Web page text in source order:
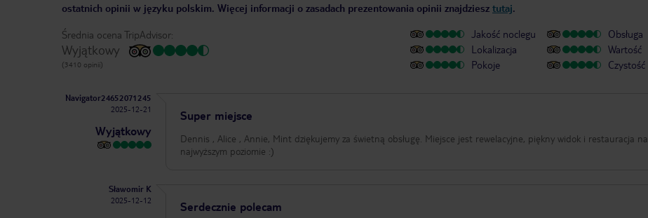
ostatnich opinii w języku polskim. Więcej informacji o zasadach prezentowania opinii znajdziesz tutaj.
Średnia ocena TripAdvisor:
Wyjątkowy
(3410 opinii)
Jakość noclegu
Lokalizacja
Pokoje
Obsługa
Wartość
Czystość
Navigator24652071245
2025-12-21
Wyjątkowy
Super miejsce
Dennis , Alice , Annie, Mint dziękujemy za świetną obsługę. Miejsce jest rewelacyjne, piękny widok i restauracja na
najwyższym poziomie :)
Sławomir K
2025-12-12
Serdecznie polecam